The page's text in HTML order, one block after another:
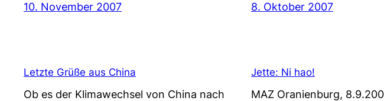
10. November 2007
8. Oktober 2007
Letzte Grüße aus China
Ob es der Klimawechsel von China nach
Jette: Ni hao!
MAZ Oranienburg,